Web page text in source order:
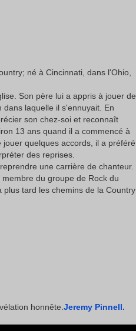
né à Cincinnati, dans l'Ohio,
Son père lui a appris à jouer de
laquelle il s'ennuyait. En
son chez-soi et reconnaît
13 ans quand il a commencé à
quelques accords, il a préféré
des reprises.
une carrière de chanteur.
membre du groupe de Rock du
tard les chemins de la Country
honnête.Jeremy Pinnell.